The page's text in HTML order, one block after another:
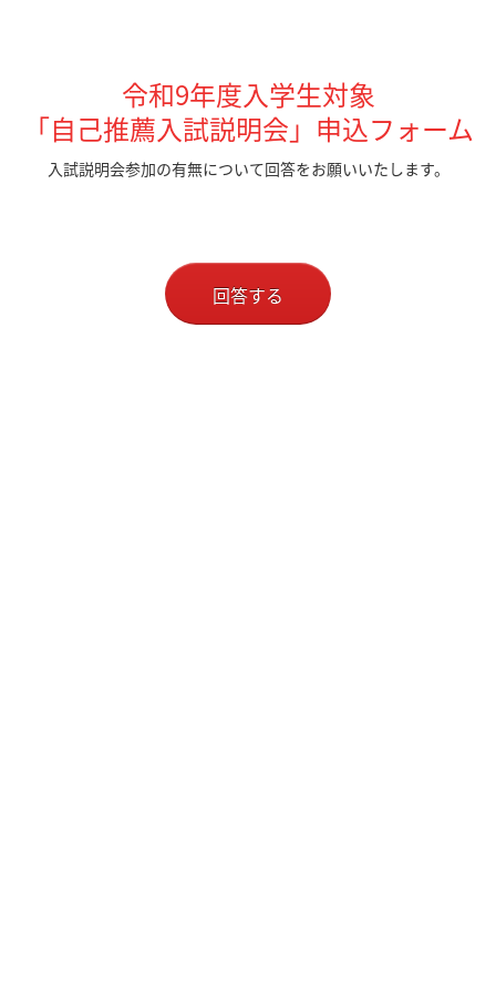
令和9年度入学生対象
「自己推薦入試説明会」申込フォーム
入試説明会参加の有無について回答をお願いいたします。
回答する